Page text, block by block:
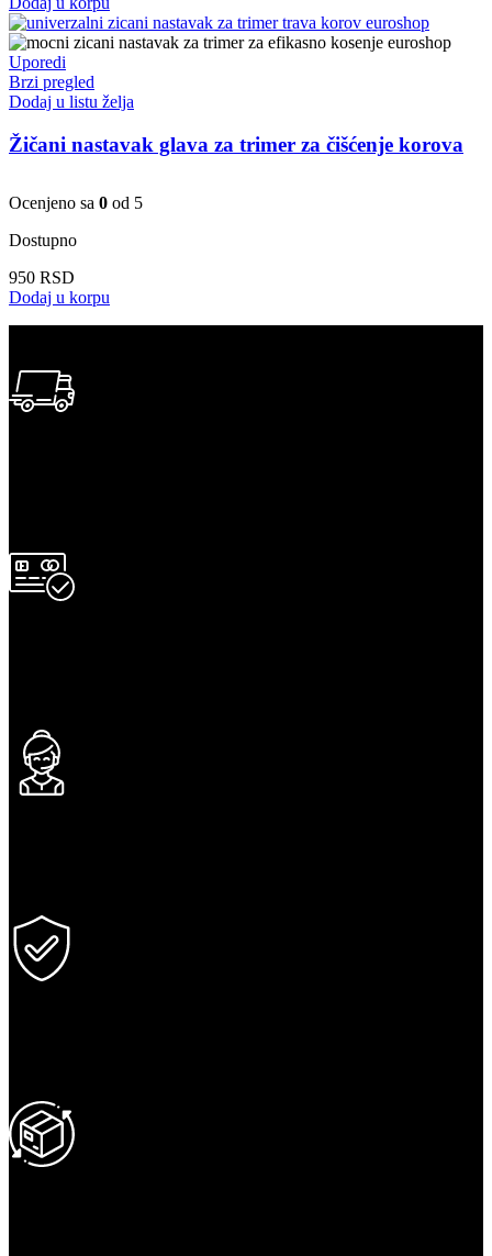
Uporedi
Brzi pregled
Dodaj u listu želja
Žičani nastavak glava za trimer za čišćenje korova
Ocenjeno sa 0 od 5
Dostupno
950 RSD
Dodaj u korpu